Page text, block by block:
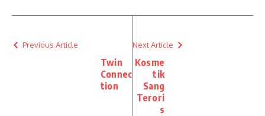
Previous Article
Twin
Connec
tion
Next Article
Kosme
tik
Sang
Terori
s